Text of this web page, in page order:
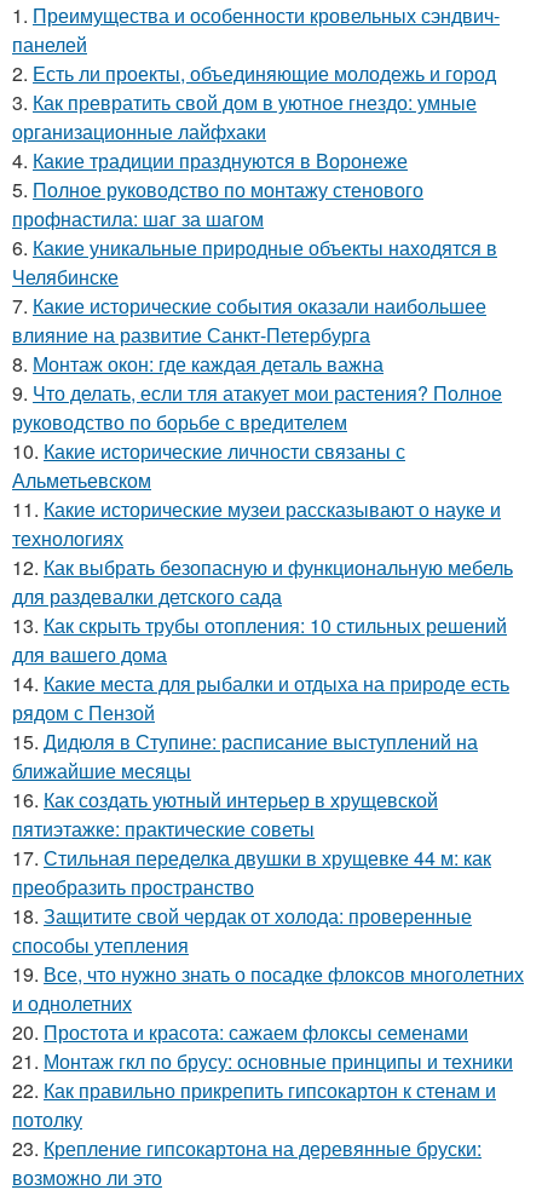
1. Преимущества и особенности кровельных сэндвич-
панелей
2. Есть ли проекты, объединяющие молодежь и город
3. Как превратить свой дом в уютное гнездо: умные
организационные лайфхаки
4. Какие традиции празднуются в Воронеже
5. Полное руководство по монтажу стенового
профнастила: шаг за шагом
6. Какие уникальные природные объекты находятся в
Челябинске
7. Какие исторические события оказали наибольшее
влияние на развитие Санкт-Петербурга
8. Монтаж окон: где каждая деталь важна
9. Что делать, если тля атакует мои растения? Полное
руководство по борьбе с вредителем
10. Какие исторические личности связаны с
Альметьевском
11. Какие исторические музеи рассказывают о науке и
технологиях
12. Как выбрать безопасную и функциональную мебель
для раздевалки детского сада
13. Как скрыть трубы отопления: 10 стильных решений
для вашего дома
14. Какие места для рыбалки и отдыха на природе есть
рядом с Пензой
15. Дидюля в Ступине: расписание выступлений на
ближайшие месяцы
16. Как создать уютный интерьер в хрущевской
пятиэтажке: практические советы
17. Стильная переделка двушки в хрущевке 44 м: как
преобразить пространство
18. Защитите свой чердак от холода: проверенные
способы утепления
19. Все, что нужно знать о посадке флоксов многолетних
и однолетних
20. Простота и красота: сажаем флоксы семенами
21. Монтаж гкл по брусу: основные принципы и техники
22. Как правильно прикрепить гипсокартон к стенам и
потолку
23. Крепление гипсокартона на деревянные бруски:
возможно ли это